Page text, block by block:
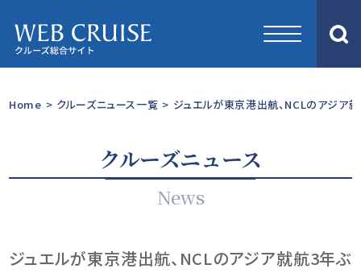
Home > クルーズニュース一覧 > ジュエルが東京港出航、NCLのアジア
クルーズニュース
News
ジュエルが東京港出航、NCLのアジア就航3年ぶ